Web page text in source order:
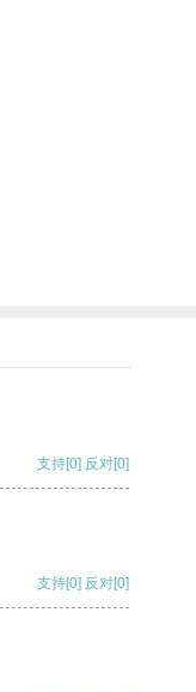
支持[0] 反对[0]
支持[0] 反对[0]